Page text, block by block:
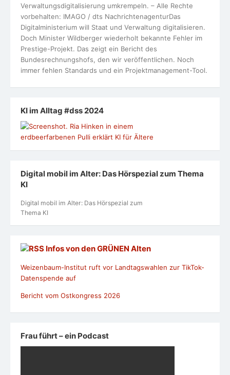
Verwaltungsdigitalisierung umkrempeln. – Alle Rechte
vorbehalten: IMAGO / dts NachrichtenagenturDas
Digitalministerium will Staat und Verwaltung digitalisieren.
Doch Minister Wildberger wiederholt bekannte Fehler im
Prestige-Projekt. Das zeigt ein Bericht des
Bundesrechnungshofs, den wir veröffentlichen. Noch
immer fehlen Standards und ein Projektmanagement-Tool.
KI im Alltag #dss 2024
Digital mobil im Alter: Das Hörspezial zum Thema
KI
Digital mobil im Alter: Das Hörspezial zum
Thema KI
Infos von den GRÜNEN Alten
Weizenbaum-Institut ruft vor Landtagswahlen zur TikTok-
Datenspende auf
Bericht vom Ostkongress 2026
Frau führt – ein Podcast